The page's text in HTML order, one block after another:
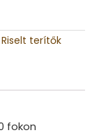
Riselt terítők
fokon